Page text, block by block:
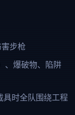
步枪
、爆破物、陷阱
时全队围绕工程